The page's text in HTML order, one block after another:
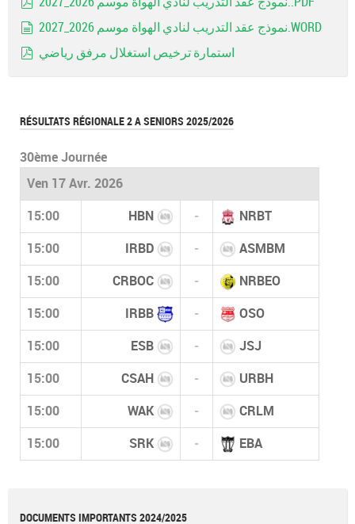
نموذج عقد التدريب لنادي الهواة موسم 2026_2027.WORD
استمارة ترخيص استغلال مرفق رياضي
RÉSULTATS RÉGIONALE 2 A SENIORS 2025/2026
30ème Journée
Ven 17 Avr. 2026
15:00 HBN - NRBT
15:00 IRBD - ASMBM
15:00 CRBOC - NRBEO
15:00 IRBB - OSO
15:00 ESB - JSJ
15:00 CSAH - URBH
15:00 WAK - CRLM
15:00 SRK - EBA
DOCUMENTS IMPORTANTS 2024/2025